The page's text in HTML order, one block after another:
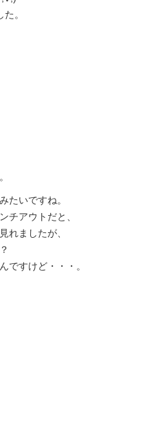
。
たいですね。
チアウトだと、
れましたが、
ですけど・・・。